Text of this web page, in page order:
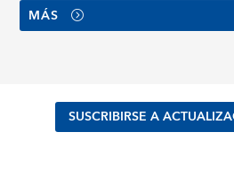
MÁS
SUSCRIBIRSE A